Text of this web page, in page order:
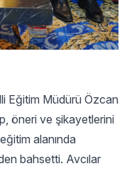
Eğitim Müdürü Özcan
öneri ve şikayetlerini
alanında
bahsetti. Avcılar